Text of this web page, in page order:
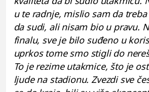
u te radnje, mislio sam da
da sudi, ali nisam bio u pravu.
finalu, sve je bilo suđeno u
uprkos tome smo stigli do
To je rezime utakmice, što je
ljude na stadionu. Zvezdi sve